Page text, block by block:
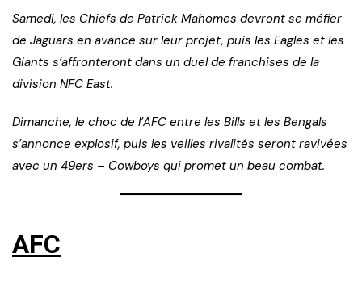
Samedi, les Chiefs de Patrick Mahomes devront se méfier
de Jaguars en avance sur leur projet, puis les Eagles et les
Giants s’affronteront dans un duel de franchises de la
division NFC East.
Dimanche, le choc de l’AFC entre les Bills et les Bengals
s’annonce explosif, puis les veilles rivalités seront ravivées
avec un 49ers – Cowboys qui promet un beau combat.
AFC